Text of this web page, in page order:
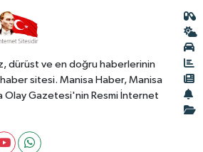
dürüst ve en doğru haberlerinin
sitesi. Manisa Haber, Manisa
Olay Gazetesi'nin Resmi İnternet